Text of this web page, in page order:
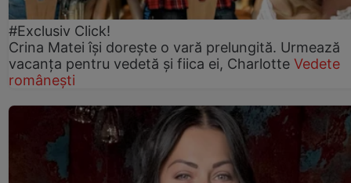
#Exclusiv Click!
Crina Matei își dorește o vară prelungită. Urmează
vacanța pentru vedetă și fiica ei, Charlotte Vedete
românești